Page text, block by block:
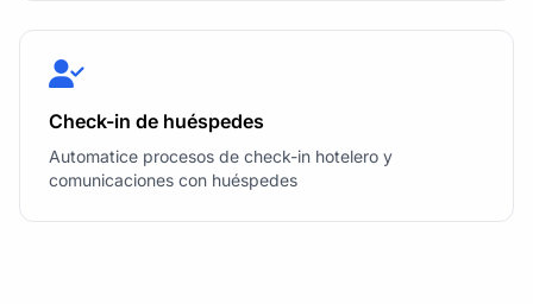
Check-in de huéspedes
Automatice procesos de check-in hotelero y
comunicaciones con huéspedes